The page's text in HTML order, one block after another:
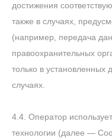
достижения
также в случаях,
(например, передача
правоохранительных
только в установленных
случаях.
4.4. Оператор
технологии (далее —